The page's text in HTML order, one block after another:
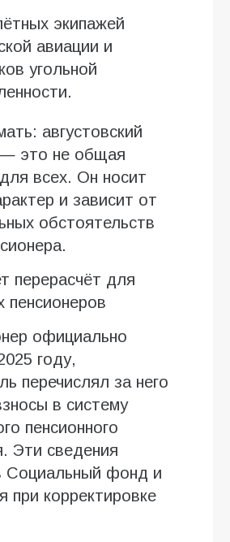
экипажей
авиации и
угольной
августовский
— это не общая
всех. Он носит
и зависит от
обстоятельств
перерасчёт для
официально
году,
перечислял за него
в систему
пенсионного
Эти сведения
Социальный фонд и
при корректировке